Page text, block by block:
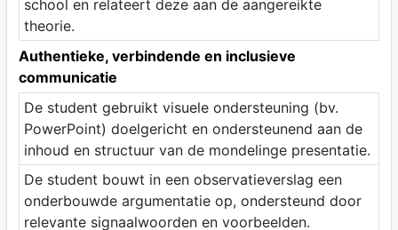
school en relateert deze aan de aangereikte
theorie.
Authentieke, verbindende en inclusieve
communicatie
De student gebruikt visuele ondersteuning (bv.
PowerPoint) doelgericht en ondersteunend aan de
inhoud en structuur van de mondelinge presentatie.
De student bouwt in een observatieverslag een
onderbouwde argumentatie op, ondersteund door
relevante signaalwoorden en voorbeelden.